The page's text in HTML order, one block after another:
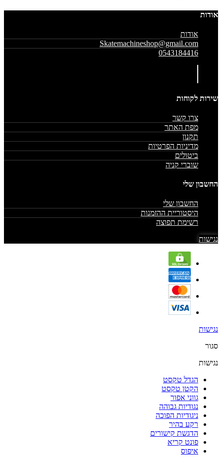
אודות
אודות
Skatemachineshop@gmail.com
0543184416
שירות לקוחות
צרו קשר
מפת האתר
תקנון
מדיניות הפרטיות
ביטולים
שוברי קניה
החשבון שלי
החשבון שלי
היסטוריית ההזמנות
רשימת תפוצה
נגישות
נגישות
סגור
נגישות
הגדל טקסט
הקטן טקסט
גווני אפור
נגודיות גבוהה
ניגודיות הפוכה
רקע בהיר
הדגשת קישורים
פונט קריא
איפוס